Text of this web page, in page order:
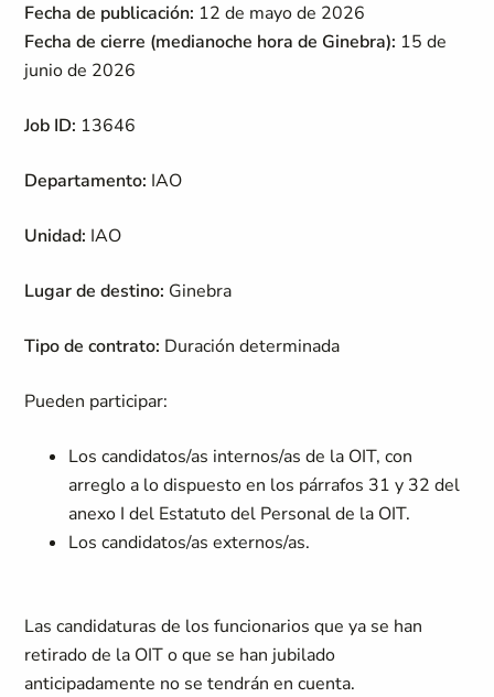
Fecha de publicación: 12 de mayo de 2026
Fecha de cierre (medianoche hora de Ginebra): 15 de
junio de 2026
Job ID: 13646
Departamento: IAO
Unidad: IAO
Lugar de destino: Ginebra
Tipo de contrato: Duración determinada
Pueden participar:
Los candidatos/as internos/as de la OIT, con
arreglo a lo dispuesto en los párrafos 31 y 32 del
anexo I del Estatuto del Personal de la OIT.
Los candidatos/as externos/as.
Las candidaturas de los funcionarios que ya se han
retirado de la OIT o que se han jubilado
anticipadamente no se tendrán en cuenta.